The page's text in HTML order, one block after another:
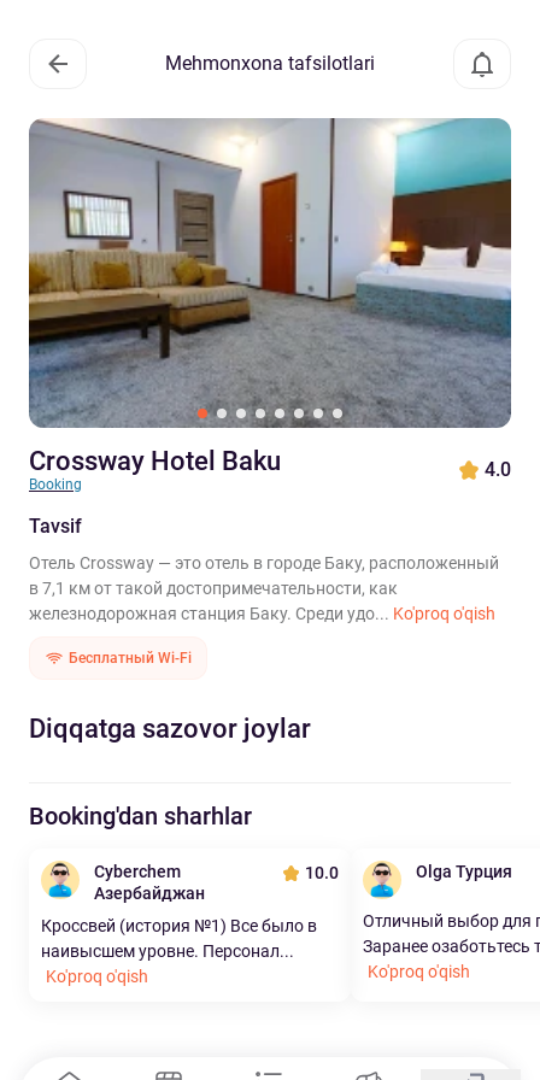
Mehmonxona tafsilotlari
Crossway Hotel Baku
Booking
4.0
Tavsif
Отель Crossway — это отель в городе Баку, расположенный
в 7,1 км от такой достопримечательности, как
железнодорожная станция Баку. Среди удо... Ko'proq o'qish
Бесплатный Wi-Fi
Diqqatga sazovor joylar
Booking'dan sharhlar
Cyberchem
Азербайджан
10.0
Кроссвей (история №1) Все было в
наивысшем уровне. Персонал...
Ko'proq o'qish
Olga Турция
Отличный выбор для
Заранее озаботьтесь
Ko'proq o'qish